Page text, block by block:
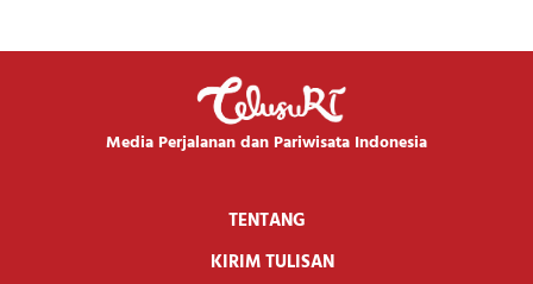
Media Perjalanan dan Pariwisata Indonesia
TENTANG
KIRIM TULISAN